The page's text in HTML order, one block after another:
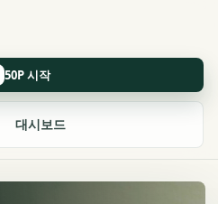
대시보드